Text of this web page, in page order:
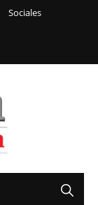
Sociales